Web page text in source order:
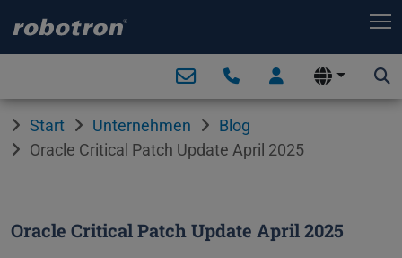
Start Unternehmen
Blog
Oracle Critical Patch Update April 2025
Oracle Critical Patch Update April 2025